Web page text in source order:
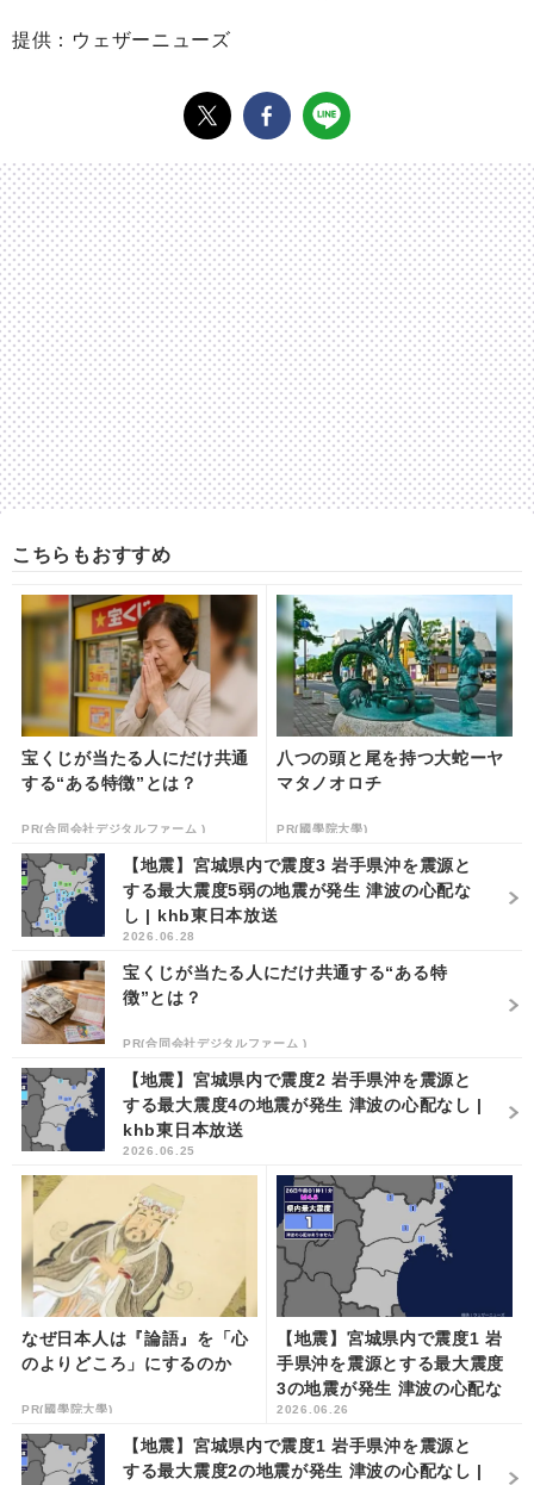
提供：ウェザーニューズ
こちらもおすすめ
宝くじが当たる人にだけ共通
する“ある特徴”とは？
PR(合同会社デジタルファーム )
八つの頭と尾を持つ大蛇ーヤ
マタノオロチ
PR(國學院大學)
【地震】宮城県内で震度3 岩手県沖を震源と
する最大震度5弱の地震が発生 津波の心配な
し | khb東日本放送
2026.06.28
宝くじが当たる人にだけ共通する“ある特
徴”とは？
PR(合同会社デジタルファーム )
【地震】宮城県内で震度2 岩手県沖を震源と
する最大震度4の地震が発生 津波の心配なし |
khb東日本放送
2026.06.25
なぜ日本人は『論語』を「心
のよりどころ」にするのか
PR(國學院大學)
【地震】宮城県内で震度1 岩
手県沖を震源とする最大震度
3の地震が発生 津波の心配な
し | khb東日本放送
2026.06.26
【地震】宮城県内で震度1 岩手県沖を震源と
する最大震度2の地震が発生 津波の心配なし |